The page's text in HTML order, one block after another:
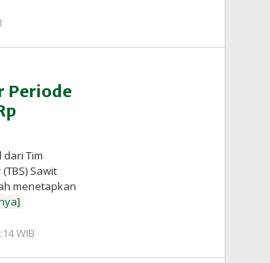
InfoSAWIT
Periode
dari Tim
Sawit
menetapkan
WIB